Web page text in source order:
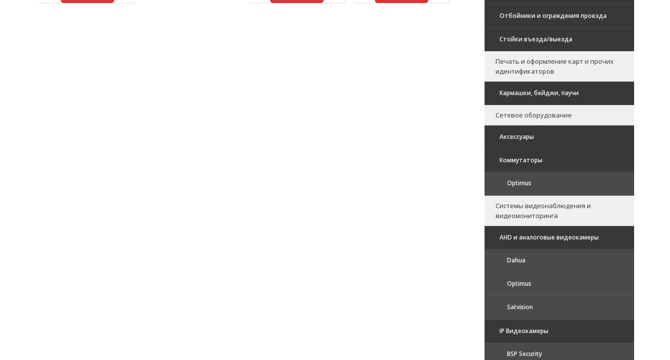
Отбойники и ограждения проезда
Стойки въезда/выезда
Печать и оформление карт и прочих
идентификаторов
Кармашки, бейджи, паучи
Сетевое оборудование
Аксессуары
Коммутаторы
Optimus
Системы видеонаблюдения и
видеомониторинга
AHD и аналоговые видеокамеры
Dahua
Optimus
Satvision
IP Видеокамеры
BSP Security